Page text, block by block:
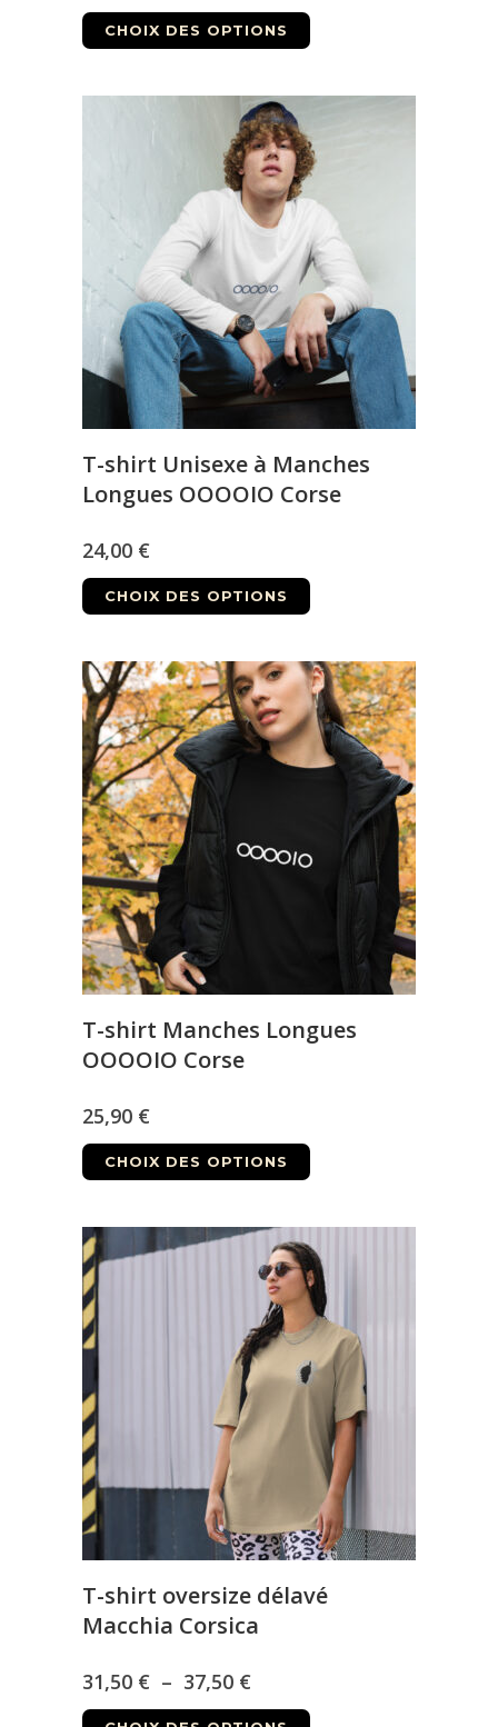
CHOIX DES OPTIONS
Ce
produit
plusieurs
variations.
Les
peuvent
être
choisies
sur
la
page
du
produit
T-shirt Unisexe à Manches
Longues OOOOIO Corse
24,00 €
CHOIX DES OPTIONS
Ce
produit
plusieurs
variations.
Les
options
peuvent
choisies
sur
T-shirt Manches Longues
OOOOIO Corse
25,90 €
CHOIX DES OPTIONS
Ce
produit
plusieurs
variations.
Les
options
peuvent
être
choisies
sur
la
page
du
produit
T-shirt oversize délavé
Macchia Corsica
31,50 € – 37,50 €Plage
de
Ce